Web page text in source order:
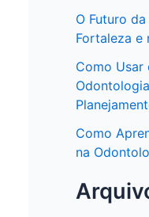
O Futuro
Fortaleza e
Como Usar
Como
na